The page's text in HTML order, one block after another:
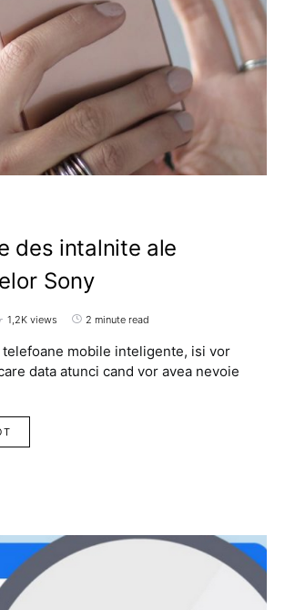
des intalnite ale
Sony
1,2K views 2 minute read
mobile inteligente, isi vor
data atunci cand vor avea nevoie